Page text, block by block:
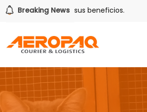
Breaking News
también tiene sus beneficios.